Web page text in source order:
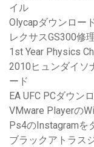
イル
Olycapダウンロー
レクサスGS300修
1st Year Physics
2010ヒュンダイソ
ード
EA UFC PCダウン
VMware Playerの
Ps4のInstagramを
ブラックアトラス